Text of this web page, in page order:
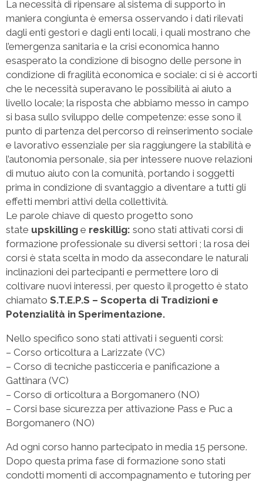
La necessità di ripensare al sistema di supporto in
maniera congiunta è emersa osservando i dati rilevati
dagli enti gestori e dagli enti locali, i quali mostrano che
l’emergenza sanitaria e la crisi economica hanno
esasperato la condizione di bisogno delle persone in
condizione di fragilità economica e sociale: ci si è accorti
che le necessità superavano le possibilità ai aiuto a
livello locale; la risposta che abbiamo messo in campo
si basa sullo sviluppo delle competenze: esse sono il
punto di partenza del percorso di reinserimento sociale
e lavorativo essenziale per sia raggiungere la stabilità e
l’autonomia personale, sia per intessere nuove relazioni
di mutuo aiuto con la comunità, portando i soggetti
prima in condizione di svantaggio a diventare a tutti gli
effetti membri attivi della collettività.
Le parole chiave di questo progetto sono
state upskilling e reskillig: sono stati attivati corsi di
formazione professionale su diversi settori ; la rosa dei
corsi è stata scelta in modo da assecondare le naturali
inclinazioni dei partecipanti e permettere loro di
coltivare nuovi interessi, per questo il progetto è stato
chiamato S.T.E.P.S – Scoperta di Tradizioni e
Potenzialità in Sperimentazione.
Nello specifico sono stati attivati i seguenti corsi:
– Corso orticoltura a Larizzate (VC)
– Corso di tecniche pasticceria e panificazione a
Gattinara (VC)
– Corso di orticoltura a Borgomanero (NO)
– Corsi base sicurezza per attivazione Pass e Puc a
Borgomanero (NO)
Ad ogni corso hanno partecipato in media 15 persone.
Dopo questa prima fase di formazione sono stati
condotti momenti di accompagnamento e tutoring per